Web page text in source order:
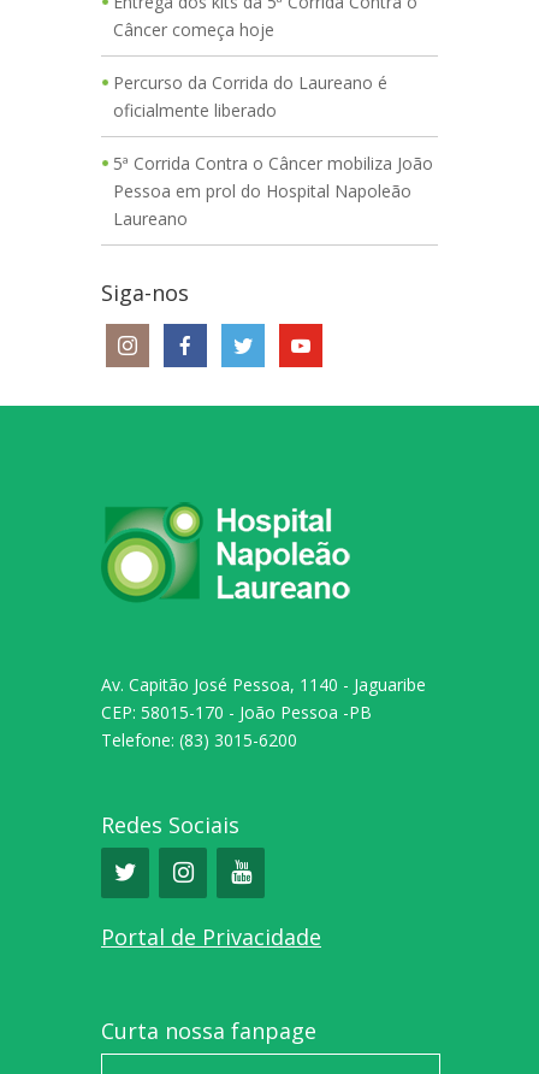
Câncer começa hoje
Percurso da Corrida do Laureano é
oficialmente liberado
5ª Corrida Contra o Câncer mobiliza João
Pessoa em prol do Hospital Napoleão
Laureano
Siga-nos
Av. Capitão José Pessoa, 1140 - Jaguaribe
CEP: 58015-170 - João Pessoa -PB
Telefone: (83) 3015-6200
Redes Sociais
Portal de Privacidade
Curta nossa fanpage